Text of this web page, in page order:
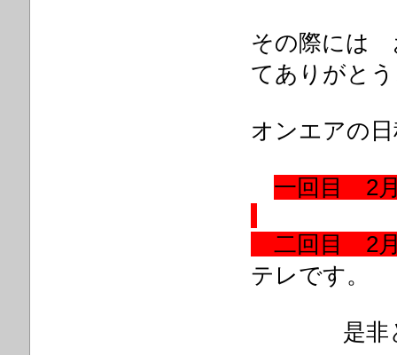
その際には
てありがと
オンエアの
一回目 2
二回目 2月
テレです。
是非とも